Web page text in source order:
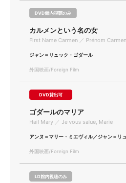
DVD館内視聴のみ
カルメンという名の女
First Name Carmen ／ Prénom Carmen
ジャン＝リュック・ゴダール
外国映画/Foreign Film
DVD貸出可
ゴダールのマリア
Hail Mary ／ Je vous salue, Marie
アンヌ＝マリー・ミエヴィル／ジャン＝リ
外国映画/Foreign Film
LD館内視聴のみ